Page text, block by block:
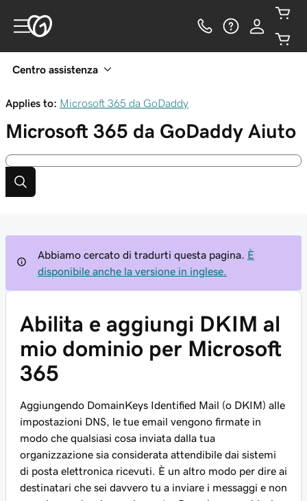
Centro assistenza
Applies to: Microsoft 365 da GoDaddy
Microsoft 365 da GoDaddy Aiuto
Abbiamo cercato di tradurti questa pagina.
È
disponibile anche la versione in inglese.
Abilita e aggiungi DKIM al
mio dominio per Microsoft
365
Aggiungendo DomainKeys Identified Mail (o DKIM) alle
impostazioni DNS, le tue email vengono firmate in
modo che qualsiasi cosa inviata dalla tua
organizzazione sia considerata attendibile dai sistemi
di posta elettronica ricevuti. È un altro modo per dire ai
destinatari che sei davvero tu a inviare i messaggi e non